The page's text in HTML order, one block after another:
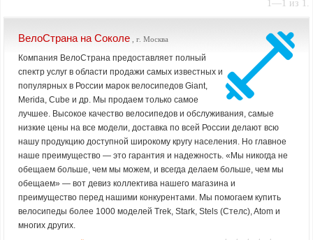
1—1 из 1.
ВелоСтрана на Соколе , г. Москва
Компания ВелоСтрана предоставляет полный
спектр услуг в области продажи самых известных и
популярных в России марок велосипедов Giant,
Merida, Cube и др. Мы продаем только самое
лучшее. Высокое качество велосипедов и обслуживания, самые
низкие цены на все модели, доставка по всей России делают всю
нашу продукцию доступной широкому кругу населения. Но главное
наше преимущество — это гарантия и надежность. «Мы никогда не
обещаем больше, чем мы можем, и всегда делаем больше, чем мы
обещаем» — вот девиз коллектива нашего магазина и
преимущество перед нашими конкурентами. Мы помогаем купить
велосипеды более 1000 моделей Trek, Stark, Stels (Стелс), Atom и
многих других.